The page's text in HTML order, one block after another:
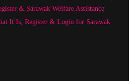
& Sarawak Welfare Assistance
It Is, Register & Login for Sarawak